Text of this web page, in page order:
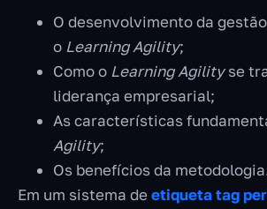
O desenvolvimento da
o Learning Agility;
Como o Learning Agilityse
liderança empresarial;
As características
Agility;
Os benefícios da
Em um sistema de etiqueta tag